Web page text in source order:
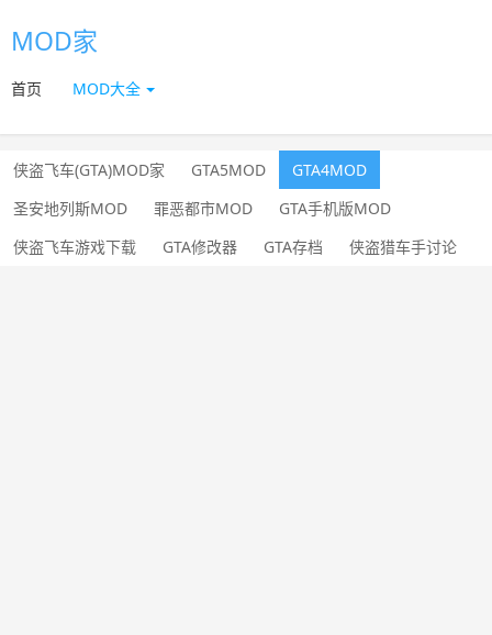
MOD家
首页 MOD大全
侠盗飞车(GTA)MOD家 GTA5MOD
GTA4MOD
圣安地列斯MOD
罪恶都市MOD
GTA手机版MOD
侠盗飞车游戏下载
GTA修改器 GTA存档 侠盗猎车手讨论